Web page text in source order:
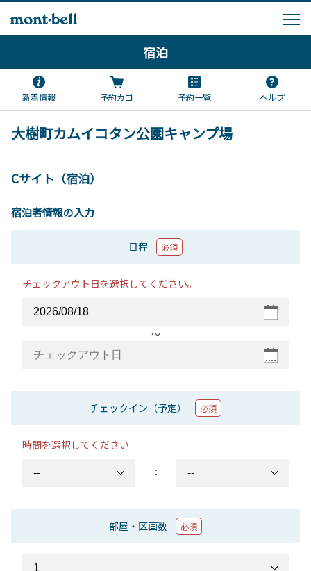
宿泊
新着情報 予約カゴ 予約一覧 ヘルプ
大樹町カムイコタン公園キャンプ場
Cサイト（宿泊）
宿泊者情報の入力
日程 必須
チェックアウト日を選択してください。
〜
チェックイン（予定） 必須
時間を選択してください
：
部屋・区画数 必須